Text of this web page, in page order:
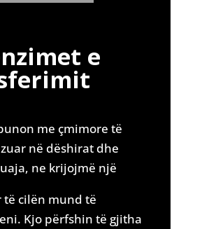
e
me çmimore të
në dëshirat dhe
ne krijojmë një
të cilën mund të
Kjo përfshin të gjitha